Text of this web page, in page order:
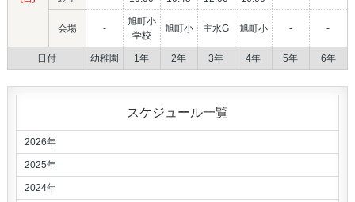
会場 -
旭町小
学校
旭町小 主水G 旭町小 - -
日付 幼稚園 1年 2年 3年 4年 5年 6年
スケジュール一覧
2026年
2025年
2024年